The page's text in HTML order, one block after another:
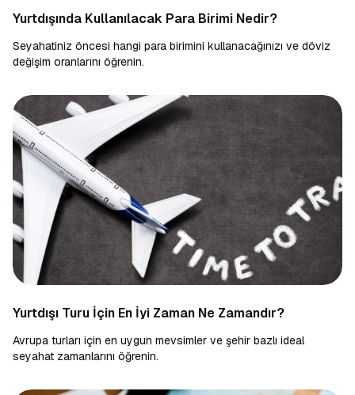
Yurtdışında Kullanılacak Para Birimi Nedir?
Seyahatiniz öncesi hangi para birimini kullanacağınızı ve döviz
değişim oranlarını öğrenin.
Yurtdışı Turu İçin En İyi Zaman Ne Zamandır?
Avrupa turları için en uygun mevsimler ve şehir bazlı ideal
seyahat zamanlarını öğrenin.